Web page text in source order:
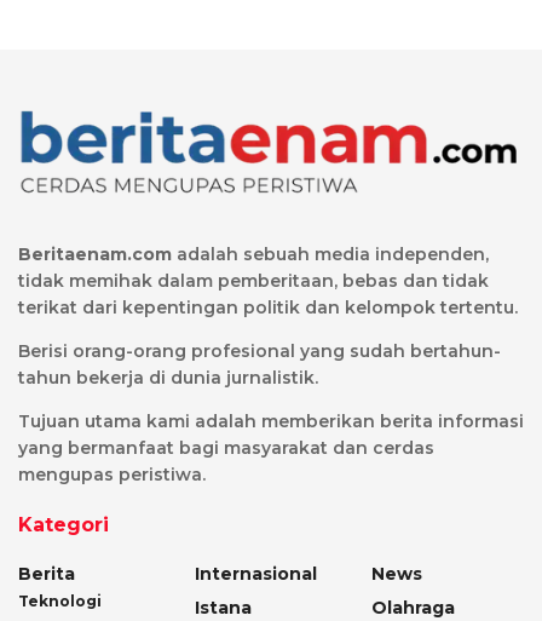
Beritaenam.com adalah sebuah media independen,
tidak memihak dalam pemberitaan, bebas dan tidak
terikat dari kepentingan politik dan kelompok tertentu.
Berisi orang-orang profesional yang sudah bertahun-
tahun bekerja di dunia jurnalistik.
Tujuan utama kami adalah memberikan berita informasi
yang bermanfaat bagi masyarakat dan cerdas
mengupas peristiwa.
Kategori
Berita
Teknologi
Internasional
Istana
News
Olahraga